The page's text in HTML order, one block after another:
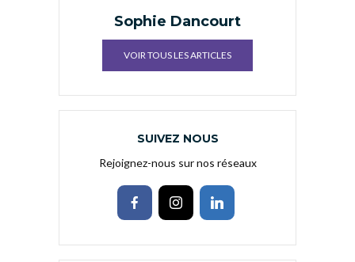
Sophie Dancourt
VOIR TOUS LES ARTICLES
SUIVEZ NOUS
Rejoignez-nous sur nos réseaux